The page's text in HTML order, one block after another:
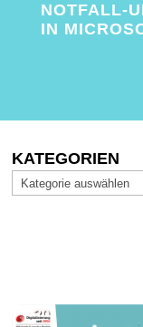
NOTFALL-
IN
KATEGORIEN